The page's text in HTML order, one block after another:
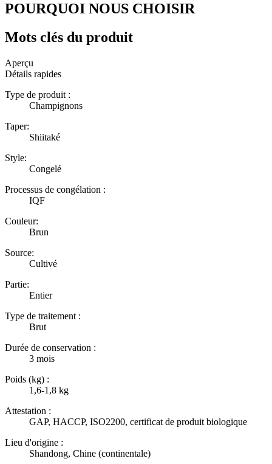
POURQUOI NOUS CHOISIR
Mots clés du produit
Aperçu
Détails rapides
Type de produit :
Champignons
Taper:
Shiitaké
Style:
Congelé
Processus de congélation :
IQF
Couleur:
Brun
Source:
Cultivé
Partie:
Entier
Type de traitement :
Brut
Durée de conservation :
3 mois
Poids (kg) :
1,6-1,8 kg
Attestation :
GAP, HACCP, ISO2200, certificat de produit biologique
Lieu d'origine :
Shandong, Chine (continentale)